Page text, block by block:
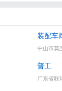
装配车
中山市莫
普工
广东省联